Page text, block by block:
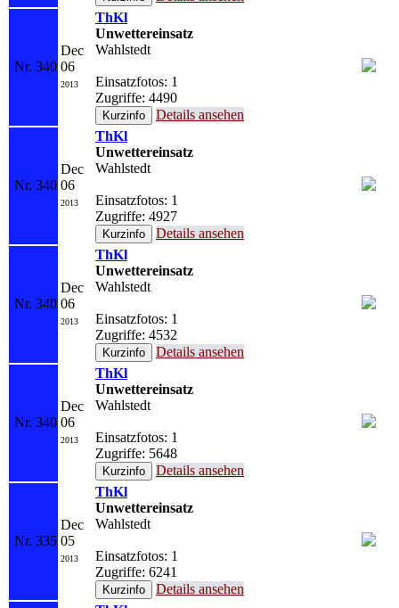
Nr. 340
Dec
06
2013
ThKl
Unwettereinsatz
Wahlstedt
Einsatzfotos: 1
Zugriffe: 4490
Details ansehen
Nr. 340
Dec
06
2013
ThKl
Unwettereinsatz
Wahlstedt
Einsatzfotos: 1
Zugriffe: 4927
Details ansehen
Nr. 340
Dec
06
2013
ThKl
Unwettereinsatz
Wahlstedt
Einsatzfotos: 1
Zugriffe: 4532
Details ansehen
Nr. 340
Dec
06
2013
ThKl
Unwettereinsatz
Wahlstedt
Einsatzfotos: 1
Zugriffe: 5648
Details ansehen
Nr. 335
Dec
05
2013
ThKl
Unwettereinsatz
Wahlstedt
Einsatzfotos: 1
Zugriffe: 6241
Details ansehen